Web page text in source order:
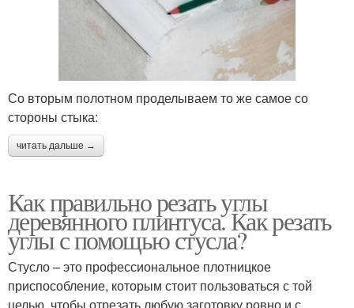
Со вторым полотном проделываем то же самое со
стороны стыка:
читать дальше →
Как правильно резать углы
деревянного плинтуса. Как резать
углы с помощью стусла?
Стусло – это профессиональное плотницкое
приспособление, которым стоит пользоваться с той
целью, чтобы отрезать любую заготовку ровно и с